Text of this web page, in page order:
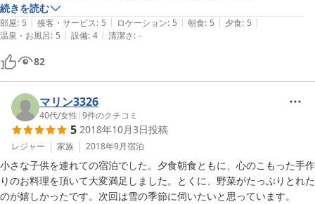
食堂ですぐにつながったWi-Fiがお部屋の方でもつなげたら、有難か
ったです。
栗饅頭、通販でもまた注文したいです！
続きを読む
部屋: 5 | 接客・サービス: 5 | ロケーション: 5 | 朝食: 5 | 夕食: 5 |
温泉・お風呂: 5 | 設備: 4 | 清潔さ: -
82
マリン3326
40代/女性 |9件のクチコミ
5 2018年10月3日投稿
レジャー 家族 2018年9月宿泊
小さな子供を連れての宿泊でした。夕食朝食ともに、心のこもった手作
りのお料理を頂いて大変満足しました。とくに、野菜がたっぷりとれた
のが嬉しかったです。次回は雪の季節に伺いたいと思っています。